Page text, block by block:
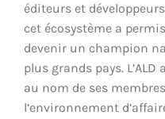
éditeurs et
cet écosystème a
devenir un champion
plus grands pays.
au nom de ses
l’environnement